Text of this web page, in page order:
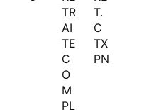
TR
AI
TE
C
O
M
PL
T.
C
TX
PN